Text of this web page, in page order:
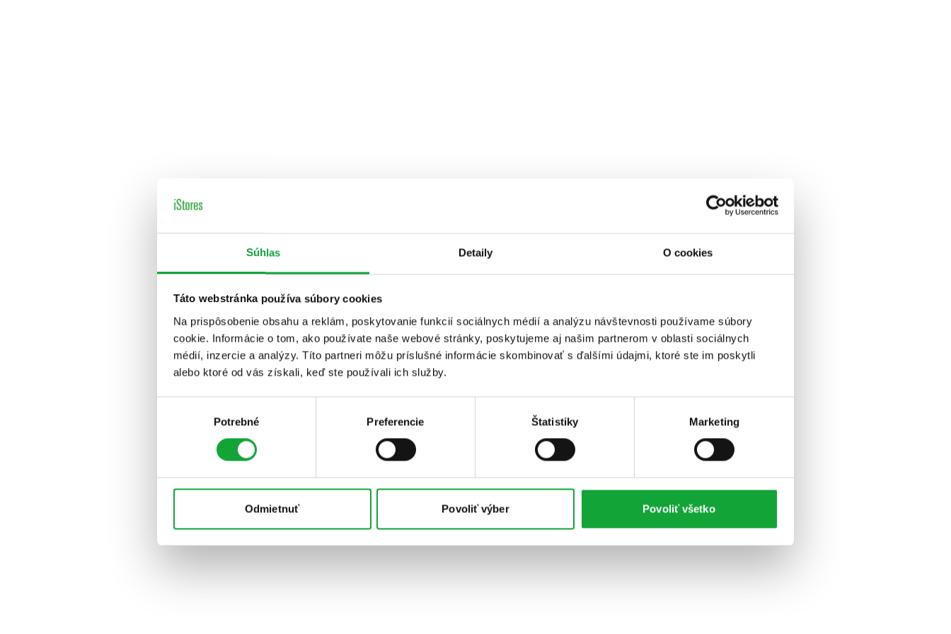
Súhlas Detaily O cookies
Táto webstránka používa súbory cookies
Na prispôsobenie obsahu a reklám, poskytovanie funkcií sociálnych médií a analýzu návštevnosti používame súbory
cookie. Informácie o tom, ako používate naše webové stránky, poskytujeme aj našim partnerom v oblasti sociálnych
médií, inzercie a analýzy. Títo partneri môžu príslušné informácie skombinovať s ďalšími údajmi, ktoré ste im poskytli
alebo ktoré od vás získali, keď ste používali ich služby.
Potrebné Preferencie Štatistiky Marketing
Odmietnuť Povoliť výber Povoliť všetko